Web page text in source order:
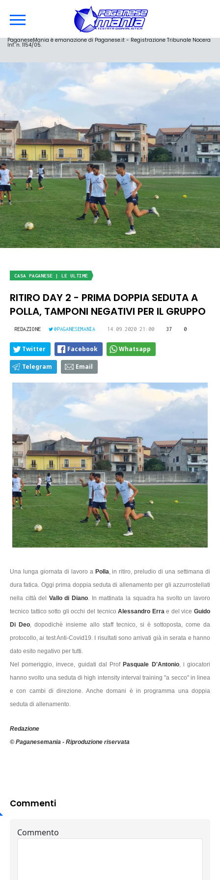
PaganeseMania è emanazione di Paganese.it - Registrazione Tribunale Nocera
Inf. n. 1154/05.
CASA PAGANESE | LE ULTIME
RITIRO DAY 2 - PRIMA DOPPIA SEDUTA A
POLLA, TAMPONI NEGATIVI PER IL GRUPPO
REDAZIONE @PAGANESEMANIA 14.09.2020 21:00 37 0
Twitter Facebook Whatsapp
Telegram Email
Una lunga giornata di lavoro a Polla, in ritiro, preludio di una settimana di
dura fatica. Oggi prima doppia seduta di allenamento per gli azzurrostellati
nella città del Vallo di Diano. In mattinata la squadra ha svolto un lavoro
tecnico tattico sotto gli occhi del tecnicoAlessandro Errae del viceGuido
Di Deo, dopodichè insieme allo staff tecnico, si è sottoposta, come da
protocollo, ai test Anti-Covid19. I risultati sono arrivati già in serata e hanno
dato esito negativo per tutti.
Nel pomeriggio, invece, guidati dal ProfPasquale D'Antonio, i giocatori
hanno svolto una seduta di high intensity interval training "a secco" in linea
e con cambi di direzione. Anche domani è in programma una doppia
seduta di allenamento.
Redazione
© Paganesemania - Riproduzione riservata
Commenti